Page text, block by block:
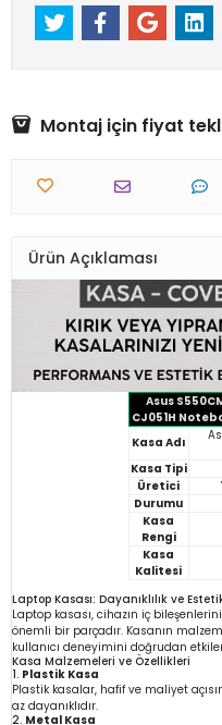
Montaj için fiyat
Ürün Açıklaması
Asus
CJ051H
Kasa Adı
Kasa Tipi
Üretici
Durumu
Kasa
Rengi
Kasa
Kalitesi
Laptop Kasası: Dayanıklılık ve
Laptop kasası, cihazın iç
önemli bir parçadır. Kasanın
kullanıcı deneyimini doğrudan
Kasa Malzemeleri ve Özellikleri
1. Plastik Kasa
Plastik kasalar, hafif ve maliyet
az dayanıklıdır.
2. Metal Kasa